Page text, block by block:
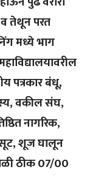
व तेथून परत
मध्ये भाग
पत्रकार बंधू,
वकील संघ,
नागरिक,
सूट, शूज घालून
ठीक 07/00